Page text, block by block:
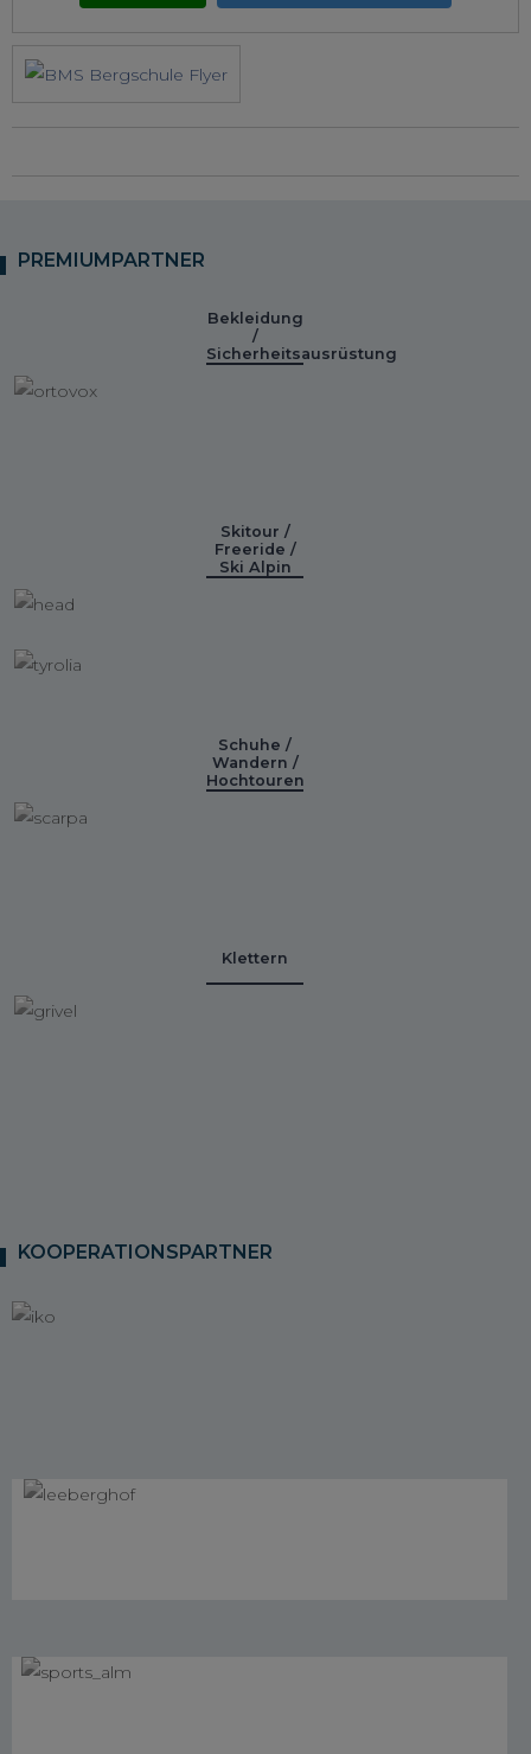
PREMIUMPARTNER
Bekleidung
/
Sicherheitsausrüstung
Skitour /
Freeride /
Ski Alpin
Schuhe /
Wandern /
Hochtouren
Klettern
KOOPERATIONSPARTNER